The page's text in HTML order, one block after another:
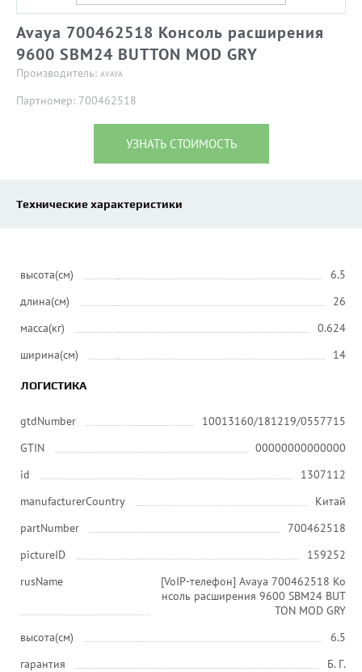
Avaya 700462518 Консоль расширения
9600 SBM24 BUTTON MOD GRY
Производитель: AVAYA
Партномер: 700462518
УЗНАТЬ СТОИМОСТЬ
Технические характеристики
высота(см)
6.5
длина(см)
26
масса(кг)
0.624
ширина(см)
14
ЛОГИСТИКА
gtdNumber
10013160/181219/0557715
GTIN
00000000000000
id
1307112
manufacturerCountry
Китай
partNumber
700462518
pictureID
159252
rusName
[VoIP-телефон] Avaya 700462518 Ко
нсоль расширения 9600 SBM24 BUT
TON MOD GRY
высота(см)
6.5
гарантия
Б. Г.